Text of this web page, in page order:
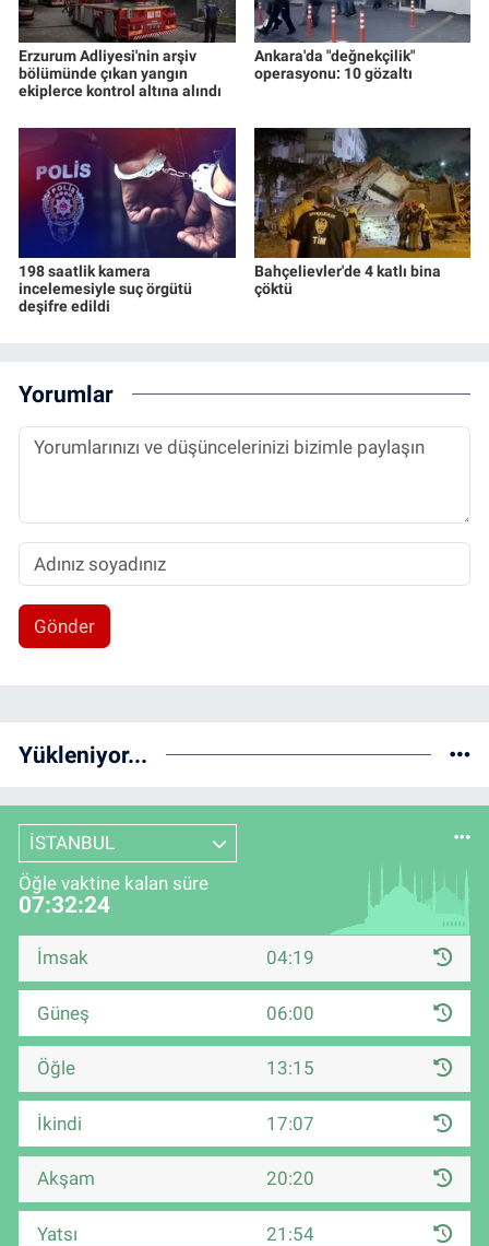
Erzurum Adliyesi'nin arşiv
bölümünde çıkan yangın
ekiplerce kontrol altına alındı
Ankara'da "değnekçilik"
operasyonu: 10 gözaltı
198 saatlik kamera
incelemesiyle suç örgütü
deşifre edildi
Bahçelievler'de 4 katlı bina
çöktü
Yorumlar
Gönder
Yükleniyor...
İSTANBUL
Öğle vaktine kalan süre
07:32:23
İmsak 04:19
Güneş 06:00
Öğle 13:15
İkindi 17:07
Akşam 20:20
Yatsı 21:54